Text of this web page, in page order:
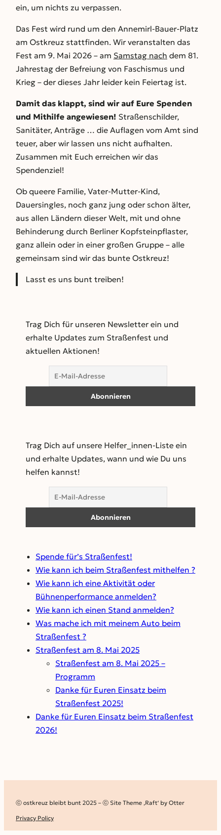
ein, um nichts zu verpassen.
Das Fest wird rund um den Annemirl-Bauer-Platz
am Ostkreuz stattfinden. Wir veranstalten das
Fest am 9. Mai 2026 – am Samstag nach dem 81.
Jahrestag der Befreiung von Faschismus und
Krieg – der dieses Jahr leider kein Feiertag ist.
Damit das klappt, sind wir auf Eure Spenden
und Mithilfe angewiesen! Straßenschilder,
Sanitäter, Anträge … die Auflagen vom Amt sind
teuer, aber wir lassen uns nicht aufhalten.
Zusammen mit Euch erreichen wir das
Spendenziel!
Ob queere Familie, Vater-Mutter-Kind,
Dauersingles, noch ganz jung oder schon älter,
aus allen Ländern dieser Welt, mit und ohne
Behinderung durch Berliner Kopfsteinpflaster,
ganz allein oder in einer großen Gruppe – alle
gemeinsam sind wir das bunte Ostkreuz!
Lasst es uns bunt treiben!
Trag Dich für unseren Newsletter ein und
erhalte Updates zum Straßenfest und
aktuellen Aktionen!
Trag Dich auf unsere Helfer_innen-Liste ein
und erhalte Updates, wann und wie Du uns
helfen kannst!
Spende für’s Straßenfest!
Wie kann ich beim Straßenfest mithelfen ?
Wie kann ich eine Aktivität oder
Bühnenperformance anmelden?
Wie kann ich einen Stand anmelden?
Was mache ich mit meinem Auto beim
Straßenfest ?
Straßenfest am 8. Mai 2025
Straßenfest am 8. Mai 2025 –
Programm
Danke für Euren Einsatz beim
Straßenfest 2025!
Danke für Euren Einsatz beim Straßenfest
2026!
ⓒ ostkreuz bleibt bunt 2025 – ⓒ Site Theme ‚Raft‘ by Otter
Privacy Policy